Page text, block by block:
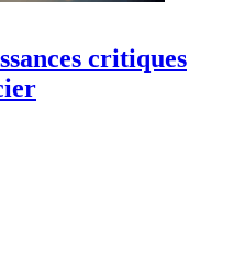
critiques